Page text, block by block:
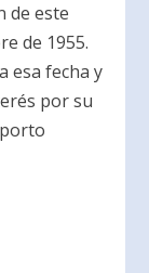
de este
de 1955.
esa fecha y
por su